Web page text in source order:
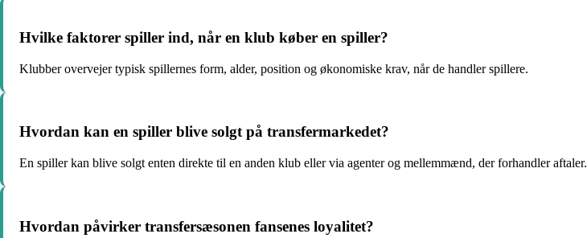
Hvilke faktorer spiller ind, når en klub køber en spiller?
Klubber overvejer typisk spillernes form, alder, position og økonomiske krav, når de handler spillere.
Hvordan kan en spiller blive solgt på transfermarkedet?
En spiller kan blive solgt enten direkte til en anden klub eller via agenter og mellemmænd, der forhandler aftaler.
Hvordan påvirker transfersæsonen fansenes loyalitet?